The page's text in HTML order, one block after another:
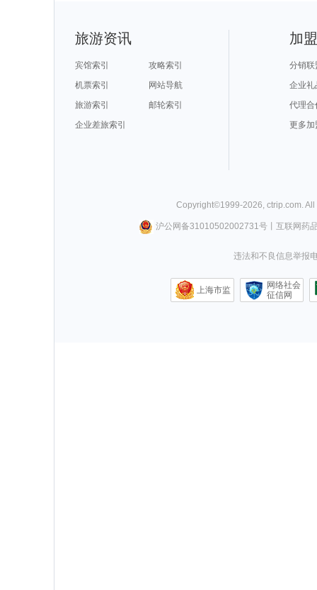
旅游资讯
宾馆索引
攻略索引
机票索引
网站导航
旅游索引
邮轮索引
企业差旅索引
加
分销联
企业礼
代理合
更多加
Copyright©1999-2026 ctrip.com .
沪公网备31010502002731号丨 互联网药
违法和不良信息举报
上海市监
网络社会
征信网